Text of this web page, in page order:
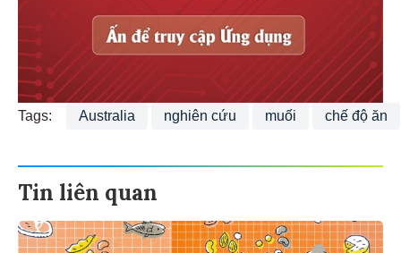
Tags: Australia nghiên cứu muối chế độ ăn
Tin liên quan